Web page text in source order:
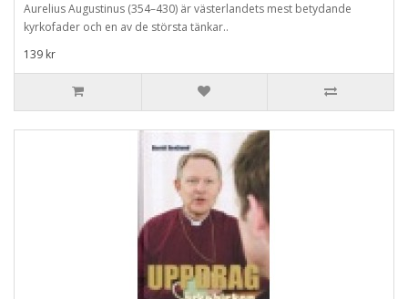
Aurelius Augustinus (354–430) är västerlandets mest betydande
kyrkofader och en av de största tänkar..
139 kr